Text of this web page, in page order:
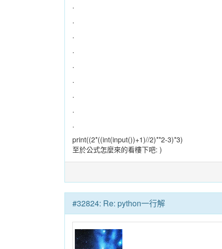
.
.
.
.
.
.
.
.
.
print((2*((int(input())+1)//2)**2-3)*3)
至於公式怎麼來的看樓下吧: )
#32824: Re: python一行解